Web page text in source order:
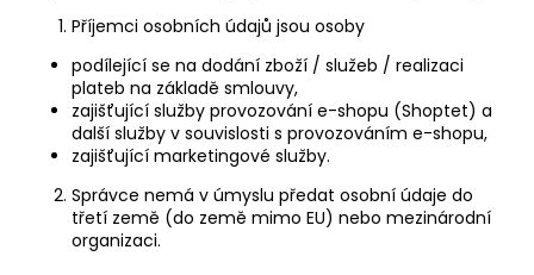
Příjemci osobních údajů jsou osoby
podílející se na dodání zboží / služeb / realizaci
plateb na základě smlouvy,
zajišťující služby provozování e-shopu (Shoptet) a
další služby v souvislosti s provozováním e-shopu,
zajišťující marketingové služby.
Správce nemá v úmyslu předat osobní údaje do
třetí země (do země mimo EU) nebo mezinárodní
organizaci.